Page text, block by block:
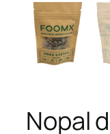
Nopal